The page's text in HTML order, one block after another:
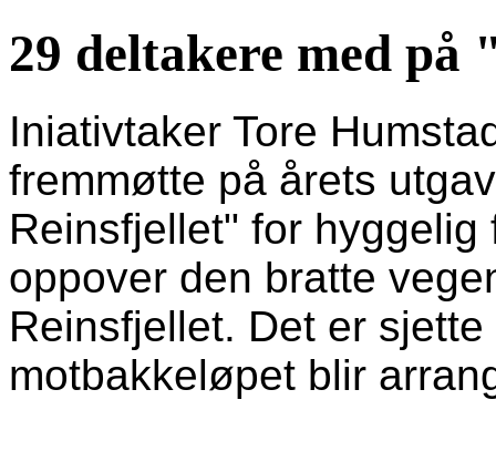
29 deltakere med
Iniativtaker Tore
fremmøtte på årets
Reinsfjellet" for hyggelig
oppover den bratte
Reinsfjellet. Det er
motbakkeløpet blir